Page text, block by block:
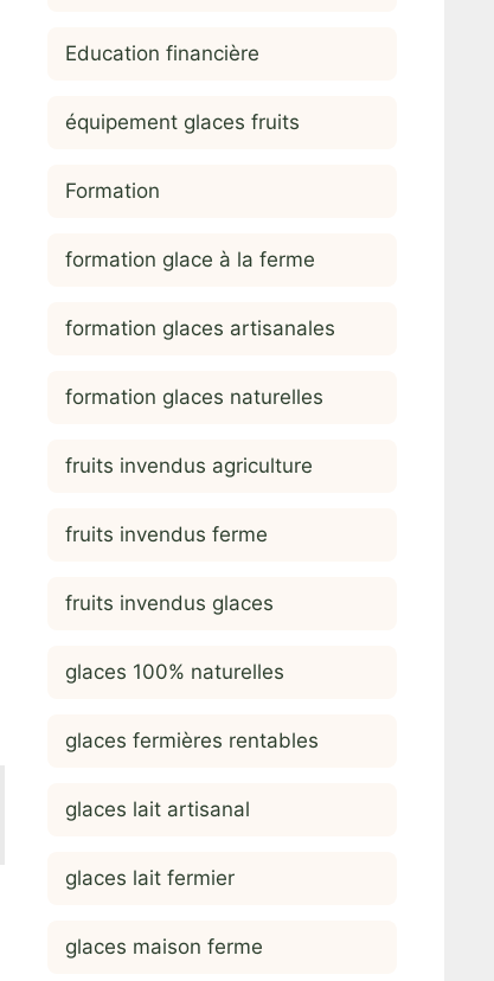
Education financière
équipement glaces fruits
Formation
formation glace à la ferme
formation glaces artisanales
formation glaces naturelles
fruits invendus agriculture
fruits invendus ferme
fruits invendus glaces
glaces 100% naturelles
glaces fermières rentables
glaces lait artisanal
glaces lait fermier
glaces maison ferme